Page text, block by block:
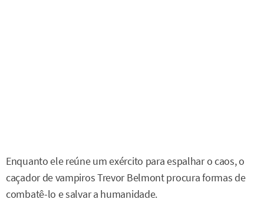
Enquanto ele reúne um exército para espalhar o caos, o
caçador de vampiros Trevor Belmont procura formas de
combatê-lo e salvar a humanidade.